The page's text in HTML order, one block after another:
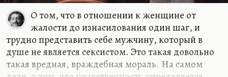
О том, что в отношении к женщине от
жалости до изнасилования один шаг, и
трудно представить себе мужчину, который в
душе не является сексистом. Это такая довольно
такая вредная, враждебная мораль. На самом